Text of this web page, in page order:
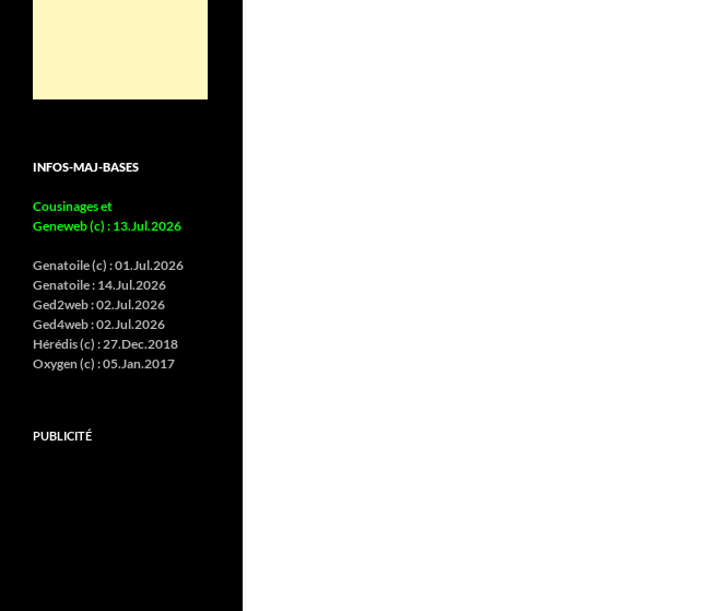
INFOS-MAJ-BASES
Cousinages et
Geneweb (c) : 13.Jul.2026
Genatoile (c) :01.Jul.2026
Genatoile : 14.Jul.2026
Ged2web :02.Jul.2026
Ged4web :02.Jul.2026
Hérédis (c) :27.Dec.2018
Oxygen (c) :05.Jan.2017
PUBLICITÉ